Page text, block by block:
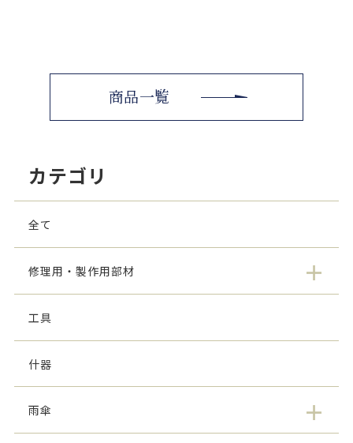
カテゴリ
全て
修理用・製作用部材
工具
什器
雨傘
商品一覧